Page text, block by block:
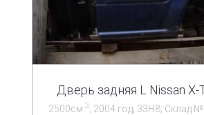
Дверь задняя L Nissan X-
2500см 3; 2004 год; 33Н8; Склад